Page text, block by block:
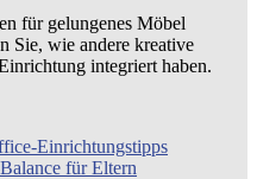
für gelungenes Möbel
Sie, wie andere kreative
integriert haben.
Einrichtungstipps
für Eltern